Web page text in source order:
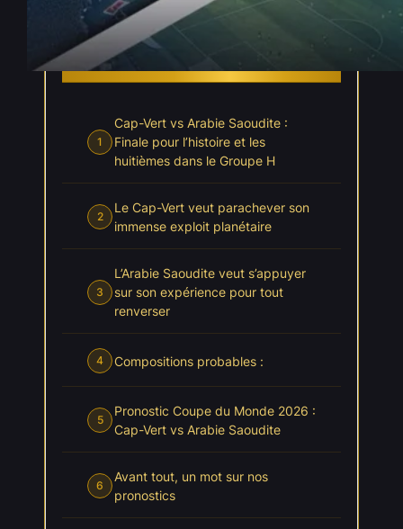
INDEX
1
Cap-Vert vs Arabie Saoudite :
Finale pour l’histoire et les
huitièmes dans le Groupe H
2
Le Cap-Vert veut parachever son
immense exploit planétaire
3
L’Arabie Saoudite veut s’appuyer
sur son expérience pour tout
renverser
4 Compositions probables :
5
Pronostic Coupe du Monde 2026 :
Cap-Vert vs Arabie Saoudite
6
Avant tout, un mot sur nos
pronostics